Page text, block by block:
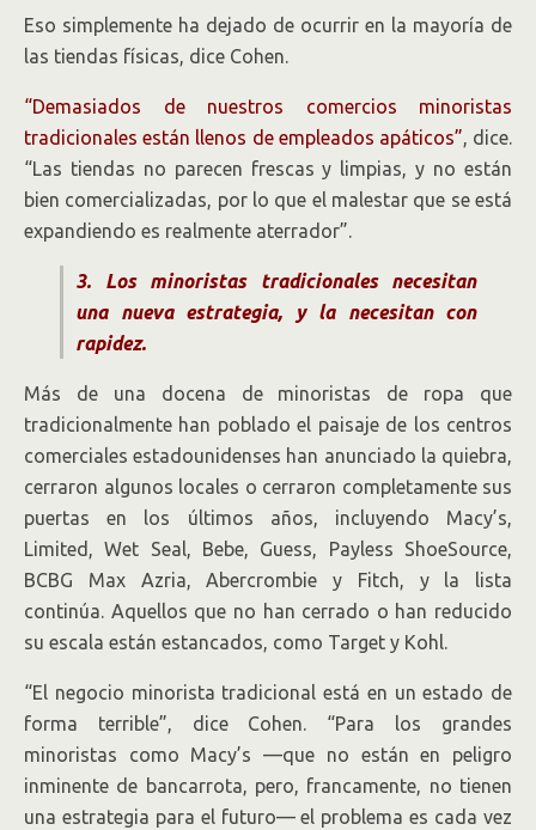
Eso simplemente ha dejado de ocurrir en la mayoría de
las tiendas físicas, dice Cohen.
“Demasiados de nuestros comercios minoristas
tradicionales están llenos de empleados apáticos”, dice.
“Las tiendas no parecen frescas y limpias, y no están
bien comercializadas, por lo que el malestar que se está
expandiendo es realmente aterrador”.
3. Los minoristas tradicionales necesitan
una nueva estrategia, y la necesitan con
rapidez.
Más de una docena de minoristas de ropa que
tradicionalmente han poblado el paisaje de los centros
comerciales estadounidenses han anunciado la quiebra,
cerraron algunos locales o cerraron completamente sus
puertas en los últimos años, incluyendo Macy’s,
Limited, Wet Seal, Bebe, Guess, Payless ShoeSource,
BCBG Max Azria, Abercrombie y Fitch, y la lista
continúa. Aquellos que no han cerrado o han reducido
su escala están estancados, como Target y Kohl.
“El negocio minorista tradicional está en un estado de
forma terrible”, dice Cohen. “Para los grandes
minoristas como Macy’s —que no están en peligro
inminente de bancarrota, pero, francamente, no tienen
una estrategia para el futuro— el problema es cada vez